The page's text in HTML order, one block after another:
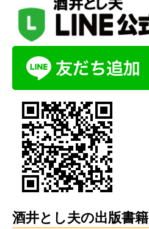
酒井とし夫の出版書籍